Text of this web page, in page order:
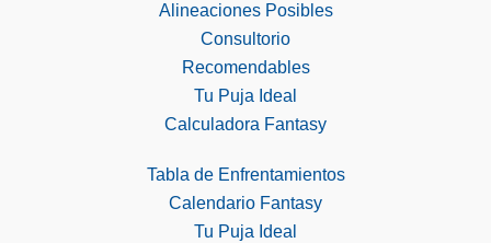
Alineaciones Posibles
Consultorio
Recomendables
Tu Puja Ideal
Calculadora Fantasy
Tabla de Enfrentamientos
Calendario Fantasy
Tu Puja Ideal